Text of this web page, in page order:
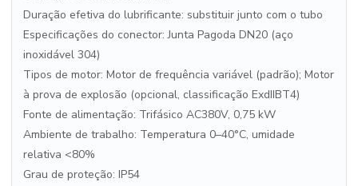
Duração efetiva do lubrificante: substituir junto com o tubo
Especificações do conector: Junta Pagoda DN20 (aço
inoxidável 304)
Tipos de motor: Motor de frequência variável (padrão); Motor
à prova de explosão (opcional, classificação ExdIIBT4)
Fonte de alimentação: Trifásico AC380V, 0,75 kW
Ambiente de trabalho: Temperatura 0–40°C, umidade
relativa <80%
Grau de proteção: IP54